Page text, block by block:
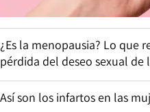
¿Es la menopausia? Lo que
pérdida del deseo sexual de
Así son los infartos en las